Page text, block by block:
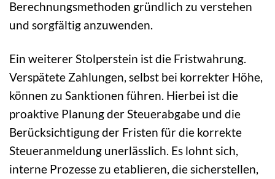
Berechnungsmethoden gründlich zu verstehen
und sorgfältig anzuwenden.
Ein weiterer Stolperstein ist die Fristwahrung.
Verspätete Zahlungen, selbst bei korrekter Höhe,
können zu Sanktionen führen. Hierbei ist die
proaktive Planung der Steuerabgabe und die
Berücksichtigung der Fristen für die korrekte
Steueranmeldung unerlässlich. Es lohnt sich,
interne Prozesse zu etablieren, die sicherstellen,